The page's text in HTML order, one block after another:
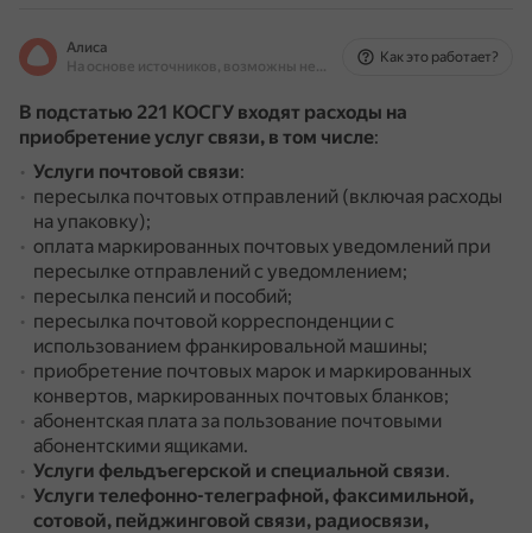
Алиса
На основе источников, возможны неточности
Как это работает?
В подстатью 221 КОСГУ входят расходы на
приобретение услуг связи, в том числе:
Услуги почтовой связи:
пересылка почтовых отправлений (включая расходы
на упаковку);
оплата маркированных почтовых уведомлений при
пересылке отправлений с уведомлением;
пересылка пенсий и пособий;
пересылка почтовой корреспонденции с
использованием франкировальной машины;
приобретение почтовых марок и маркированных
конвертов, маркированных почтовых бланков;
абонентская плата за пользование почтовыми
абонентскими ящиками.
Услуги фельдъегерской и специальной связи.
Услуги телефонно-телеграфной, факсимильной,
сотовой, пейджинговой связи, радиосвязи,